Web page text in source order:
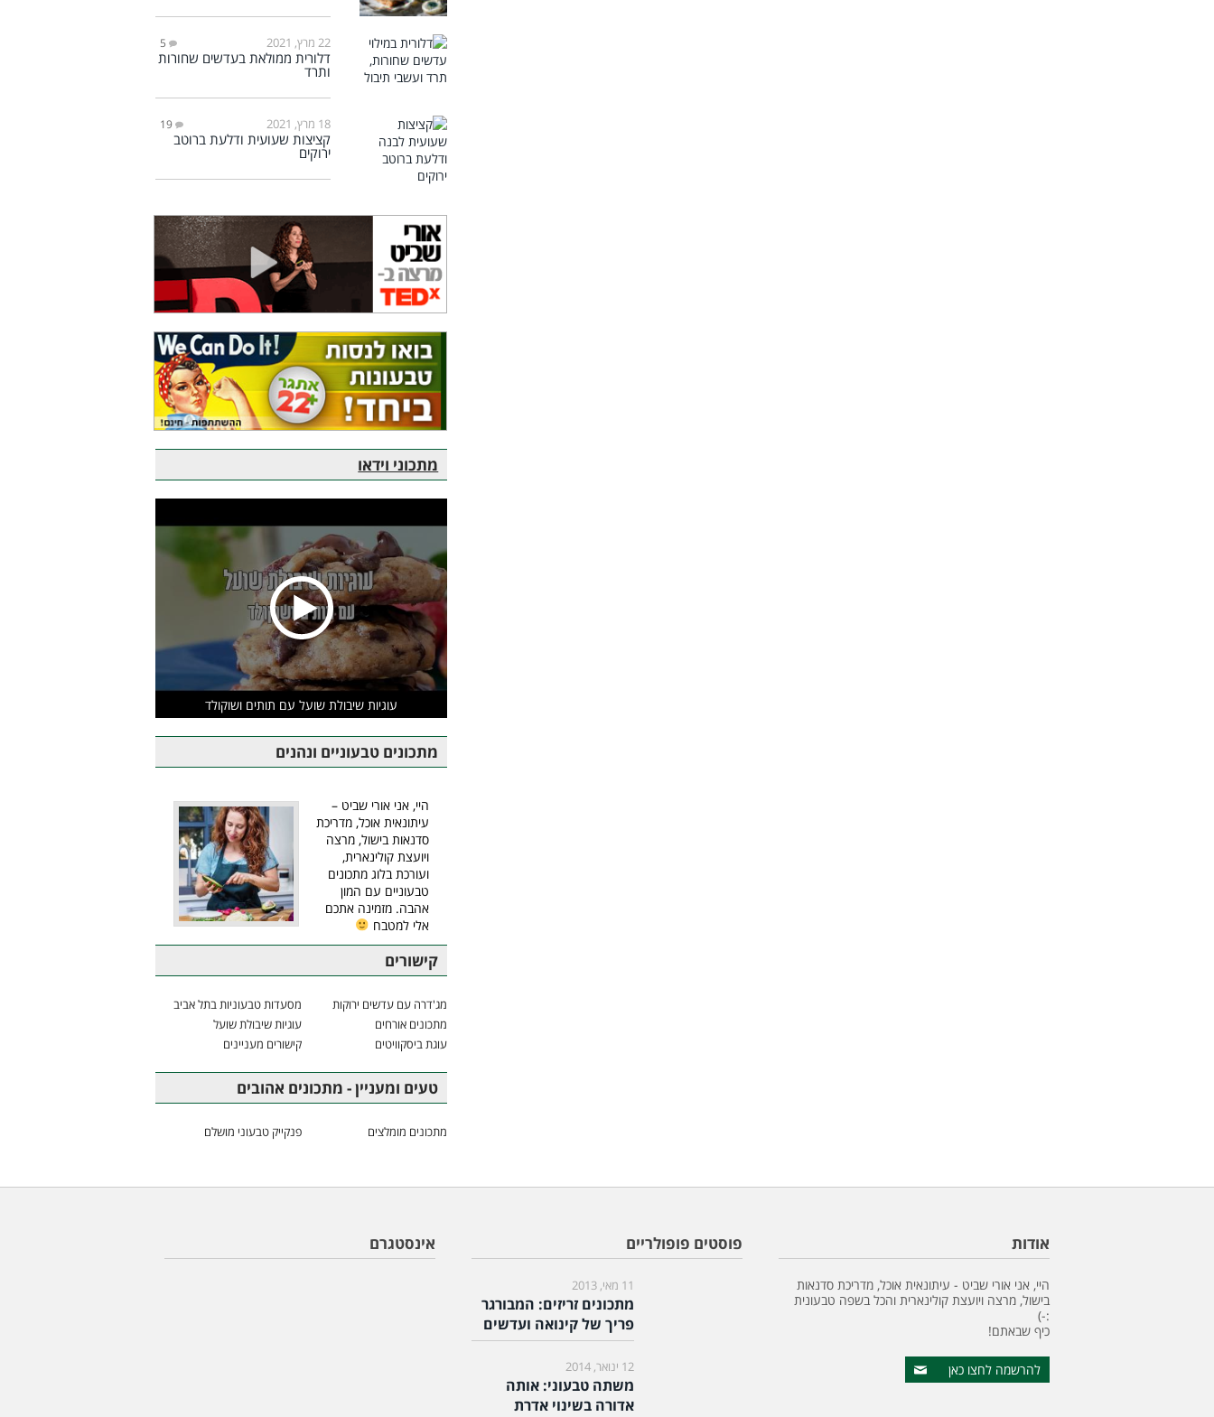
22 מרץ, 2021 5
דלורית ממולאת בעדשים שחורות
ותרד
18 מרץ, 2021 19
קציצות שעועית ודלעת ברוטב
ירוקים
מתכוני וידאו
עוגיות שיבולת שועל עם תותים ושוקולד
מתכונים טבעוניים ונהנים
היי, אני אורי שביט –
עיתונאית אוכל, מדריכת
סדנאות בישול, מרצה
ויועצת קולינארית,
ועורכת בלוג מתכונים
טבעוניים עם המון
אהבה. מזמינה אתכם
אלי למטבח
קישורים
מג'דרה עם עדשים ירוקות
מסעדות טבעוניות בתל אביב
מתכונים אורחים
עוגיות שיבולת שועל
עוגת ביסקוויטים
קישורים מעניינים
טעים ומעניין - מתכונים אהובים
מתכונים מומלצים פנקייק טבעוני מושלם
אודות
היי, אני אורי שביט - עיתונאית אוכל, מדריכת סדנאות
בישול, מרצה ויועצת קולינארית והכל בשפה טבעונית
:-)
כיף שבאתם!
להרשמה לחצו כאן
פוסטים פופולריים
11 מאי, 2013
מתכונים זריזים: המבורגר
פריך של קינואה ועדשים
12 ינואר, 2014
משתה טבעוני: אותה
אדורה בשינוי אדרת
אינסטגרם